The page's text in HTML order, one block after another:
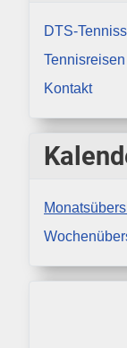
DTS-
Tennisreisen
Kontakt